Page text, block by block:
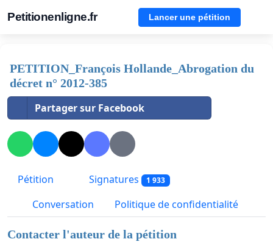
Petitionenligne.fr Lancer une pétition
PETITION_François Hollande_Abrogation du
décret n° 2012-385
Partager sur Facebook
Pétition Signatures 1 933
Conversation Politique de confidentialité
Contacter l'auteur de la pétition